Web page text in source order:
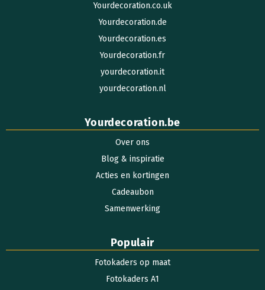
Yourdecoration.co.uk
Yourdecoration.de
Yourdecoration.es
Yourdecoration.fr
yourdecoration.it
yourdecoration.nl
Yourdecoration.be
Over ons
Blog & inspiratie
Acties en kortingen
Cadeaubon
Samenwerking
Populair
Fotokaders op maat
Fotokaders A1